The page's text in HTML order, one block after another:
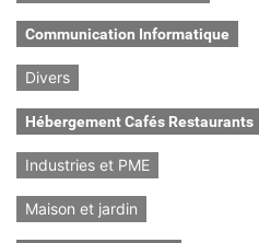
Communication Informatique
Divers
Hébergement Cafés Restaurants
Industries et PME
Maison et jardin